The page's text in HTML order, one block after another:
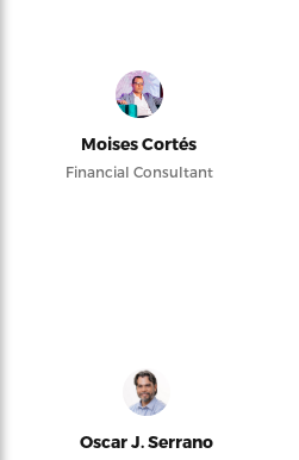
Moises Cortés
Financial Consultant
Oscar J. Serrano